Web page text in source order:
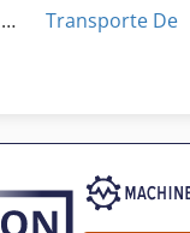
Cuadro De Sitio De Construcción
Transporte De